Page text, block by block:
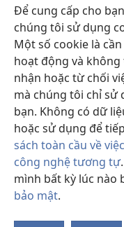
Để cung cấp cho
chúng tôi sử dụng
Một số cookie là
hoạt động và không
nhận hoặc từ chối
mà chúng tôi chỉ sử
bạn. Không có dữ
hoặc sử dụng để
sách toàn cầu về
công nghệ tương tự
mình bất kỳ lúc nào
bảo mật.
Đôi lời với bệnh nhân: Xin luôn
điều trị. Cần đi khám bác sĩ
Việc sử dụng trang web này
Chế độ nền
Copyright© 2026 Watch
ĐIỀU KHOẢN SỬ DỤNG